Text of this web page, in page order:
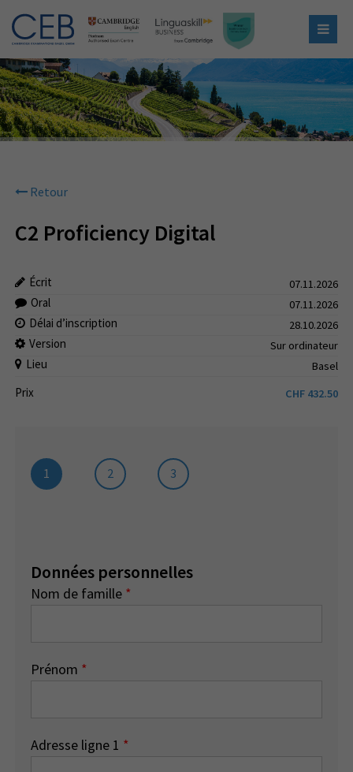
Retour
C2 Proficiency Digital
Écrit 07.11.2026
Oral 07.11.2026
Délai d’inscription 28.10.2026
Version Sur ordinateur
Lieu Basel
Prix CHF 432.50
1 2 3
Données personnelles
Nom de famille *
Prénom *
Adresse ligne 1 *